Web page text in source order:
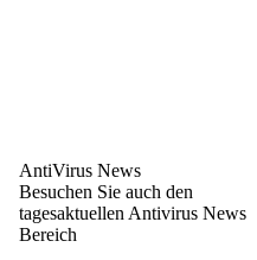
AntiVirus News
Besuchen Sie auch den
tagesaktuellen Antivirus News
Bereich